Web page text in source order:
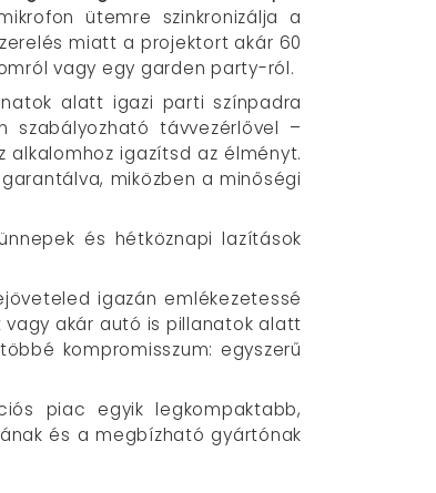
ütemre szinkronizálja a
miatt a projektort akár 60
vagy egy garden party-ról.
alatt igazi parti színpadra
szabályozható távvezérlővel –
igazítsd az élményt.
miközben a minőségi
és hétköznapi lazítások
igazán emlékezetessé
vagy akár autó is pillanatok alatt
kompromisszum: egyszerű
piac egyik legkompaktabb,
és a megbízható gyártónak